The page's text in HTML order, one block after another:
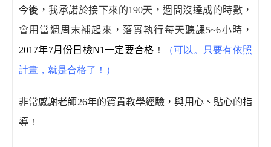
今後，我承諾於接下來的190天，週間沒達成的時數，
會用當週周末補起來，落實執行每天聽課5~6小時，
2017年7月份日檢N1一定要合格 ！
（可以。只要有依照
計畫，就是合格了！）
非常感謝老師26年的寶貴教學經驗，與用心、貼心的指
導 ！